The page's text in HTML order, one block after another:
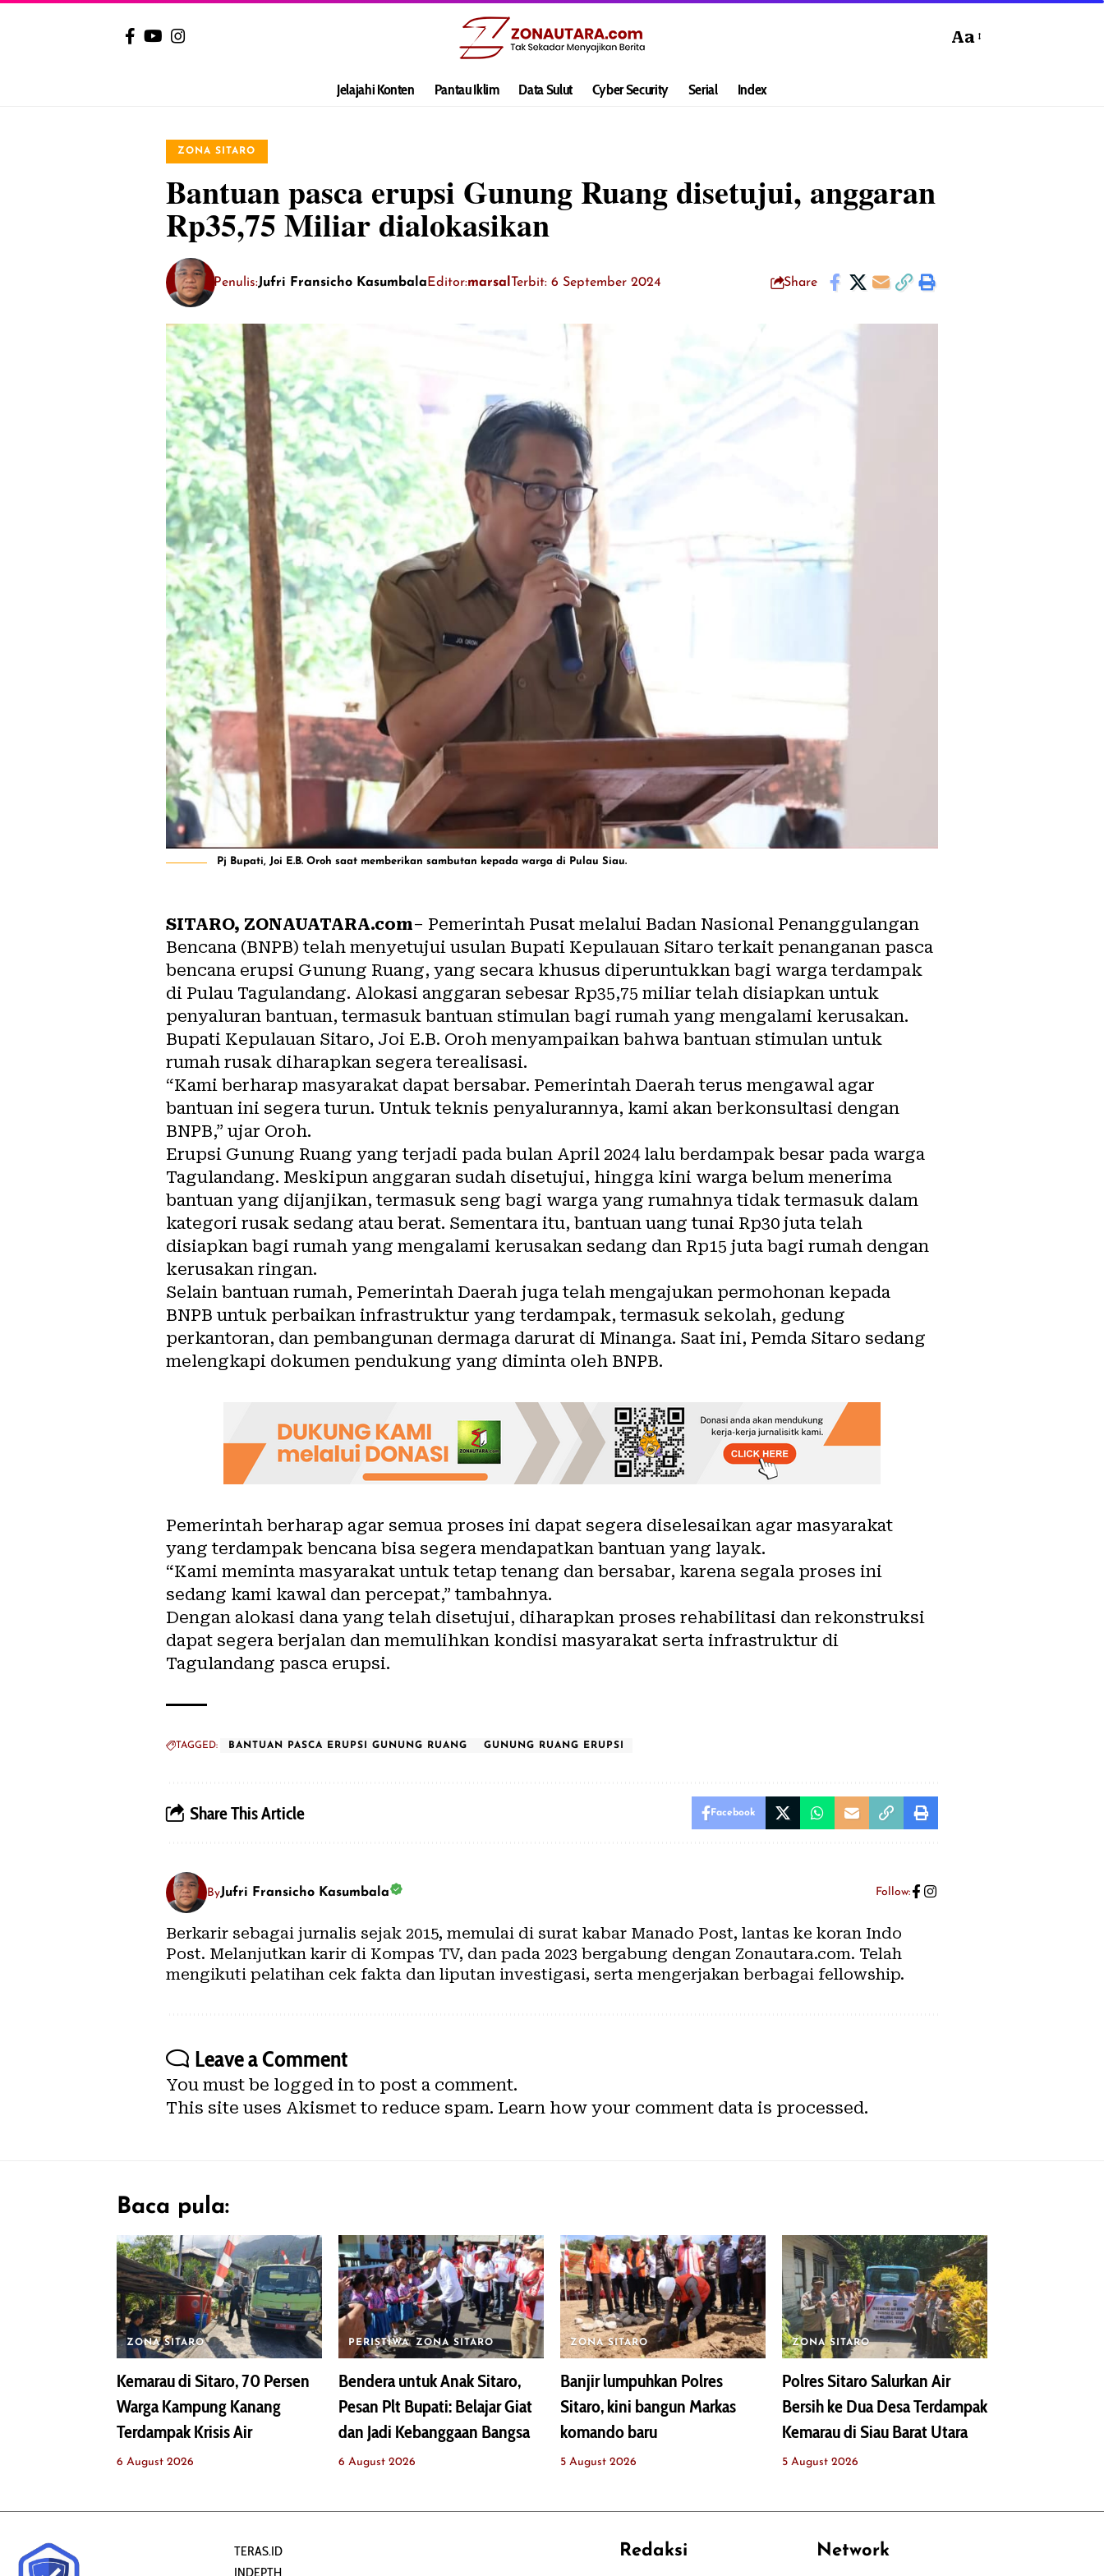
Aa
Jelajahi Konten Pantau Iklim Data Sulut Cyber Security Serial Index
ZONA SITARO
Bantuan pasca erupsi Gunung Ruang disetujui, anggaran
Rp35,75 Miliar dialokasikan
Penulis:Jufri Fransicho Kasumbala Editor:marsal Terbit: 6 September 2024 Share
Pj Bupati, Joi E.B. Oroh saat memberikan sambutan kepada warga di Pulau Siau.
SITARO, ZONAUATARA.com– Pemerintah Pusat melalui Badan Nasional Penanggulangan
Bencana (BNPB) telah menyetujui usulan Bupati Kepulauan Sitaro terkait penanganan pasca
bencana erupsi Gunung Ruang, yang secara khusus diperuntukkan bagi warga terdampak
di Pulau Tagulandang. Alokasi anggaran sebesar Rp35,75 miliar telah disiapkan untuk
penyaluran bantuan, termasuk bantuan stimulan bagi rumah yang mengalami kerusakan.
Bupati Kepulauan Sitaro, Joi E.B. Oroh menyampaikan bahwa bantuan stimulan untuk
rumah rusak diharapkan segera terealisasi.
“Kami berharap masyarakat dapat bersabar. Pemerintah Daerah terus mengawal agar
bantuan ini segera turun. Untuk teknis penyalurannya, kami akan berkonsultasi dengan
BNPB,” ujar Oroh.
Erupsi Gunung Ruang yang terjadi pada bulan April 2024 lalu berdampak besar pada warga
Tagulandang. Meskipun anggaran sudah disetujui, hingga kini warga belum menerima
bantuan yang dijanjikan, termasuk seng bagi warga yang rumahnya tidak termasuk dalam
kategori rusak sedang atau berat. Sementara itu, bantuan uang tunai Rp30 juta telah
disiapkan bagi rumah yang mengalami kerusakan sedang dan Rp15 juta bagi rumah dengan
kerusakan ringan.
Selain bantuan rumah, Pemerintah Daerah juga telah mengajukan permohonan kepada
BNPB untuk perbaikan infrastruktur yang terdampak, termasuk sekolah, gedung
perkantoran, dan pembangunan dermaga darurat di Minanga. Saat ini, Pemda Sitaro sedang
melengkapi dokumen pendukung yang diminta oleh BNPB.
Pemerintah berharap agar semua proses ini dapat segera diselesaikan agar masyarakat
yang terdampak bencana bisa segera mendapatkan bantuan yang layak.
“Kami meminta masyarakat untuk tetap tenang dan bersabar, karena segala proses ini
sedang kami kawal dan percepat,” tambahnya.
Dengan alokasi dana yang telah disetujui, diharapkan proses rehabilitasi dan rekonstruksi
dapat segera berjalan dan memulihkan kondisi masyarakat serta infrastruktur di
Tagulandang pasca erupsi.
TAGGED: BANTUAN PASCA ERUPSI GUNUNG RUANG GUNUNG RUANG ERUPSI
Share This Article Facebook
ByJufri Fransicho Kasumbala Follow:
Berkarir sebagai jurnalis sejak 2015, memulai di surat kabar Manado Post, lantas ke koran Indo
Post. Melanjutkan karir di Kompas TV, dan pada 2023 bergabung dengan Zonautara.com. Telah
mengikuti pelatihan cek fakta dan liputan investigasi, serta mengerjakan berbagai fellowship.
Leave a Comment
You must be logged into post a comment.
This site uses Akismet to reduce spam. Learn how your comment data is processed.
Baca pula:
ZONA SITARO
Kemarau di Sitaro, 70 Persen
Warga Kampung Kanang
Terdampak Krisis Air
6 August 2026
PERISTIWA ZONA SITARO
Bendera untuk Anak Sitaro,
Pesan Plt Bupati: Belajar Giat
dan Jadi Kebanggaan Bangsa
6 August 2026
ZONA SITARO
Banjir lumpuhkan Polres
Sitaro, kini bangun Markas
komando baru
5 August 2026
ZONA SITARO
Polres Sitaro Salurkan Air
Bersih ke Dua Desa Terdampak
Kemarau di Siau Barat Utara
5 August 2026
TERAS.ID
INDEPTH
Redaksi Network